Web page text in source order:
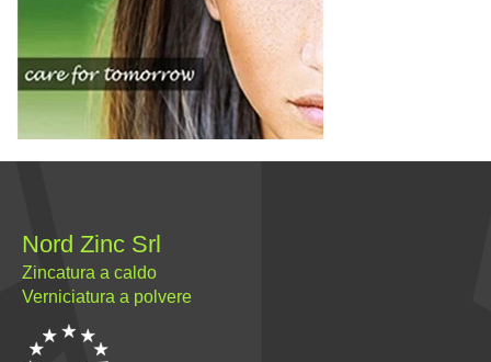
Nord Zinc Srl
Zincatura a caldo
Verniciatura a polvere